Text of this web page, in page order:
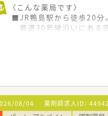
〈こんな薬局です〉
■JR鴨島駅から徒歩20分。
県道30号線沿いにある店
■店舗は二階建てで、待
■投薬台は2箇所、座り投
■吉野川市にはもう1店
その他徳島市内を中心に
〈業務内容〉
08/04 薬剤師求人ID：